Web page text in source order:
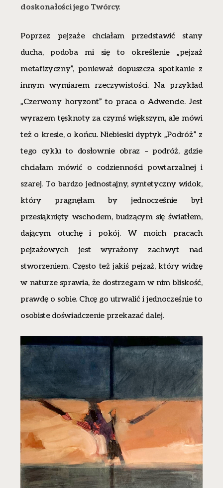
doskonałości jego Twórcy.
Poprzez pejzaże chciałam przedstawić stany
ducha, podoba mi się to określenie „pejzaż
metafizyczny”, ponieważ dopuszcza spotkanie z
innym wymiarem rzeczywistości. Na przykład
„Czerwony horyzont” to praca o Adwencie. Jest
wyrazem tęsknoty za czymś większym, ale mówi
też o kresie, o końcu. Niebieski dyptyk „Podróż” z
tego cyklu to dosłownie obraz – podróż, gdzie
chciałam mówić o codzienności powtarzalnej i
szarej. To bardzo jednostajny, syntetyczny widok,
który pragnęłam by jednocześnie był
przesiąknięty wschodem, budzącym się światłem,
dającym otuchę i pokój. W moich pracach
pejzażowych jest wyrażony zachwyt nad
stworzeniem. Często też jakiś pejzaż, który widzę
w naturze sprawia, że dostrzegam w nim bliskość,
prawdę o sobie. Chcę go utrwalić i jednocześnie to
osobiste doświadczenie przekazać dalej.